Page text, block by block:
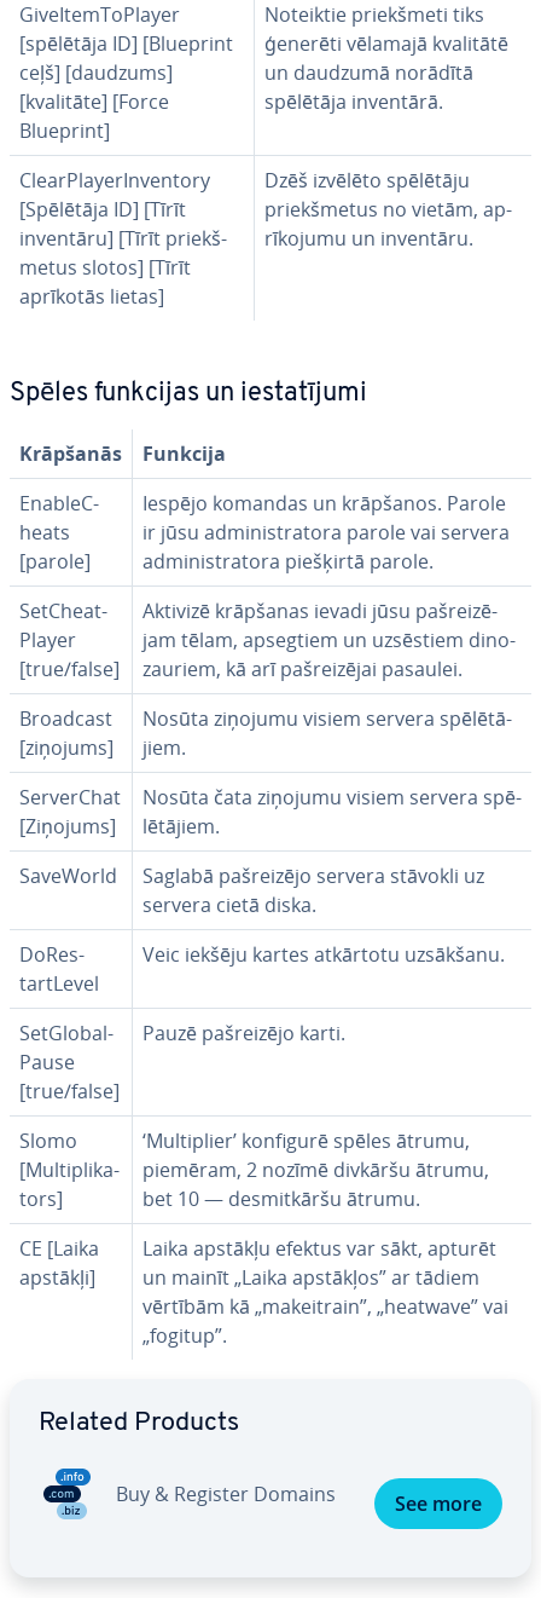
Gi­veI­tem­ToP­layer
[spēlētāja ID] [Blueprint
ceļš] [daudzums]
[kvalitāte] [Force
Blueprint]
Noteiktie priekš­me­ti tiks
ģenerēti vēlamajā kvalitātē
un daudzumā norādītā
spēlētāja inventārā.
ClearPlaye­rIn­ven­tory
[Spēlētāja ID] [Tīrīt
inventāru] [Tīrīt priekš­
me­tus slotos] [Tīrīt
aprīkotās lietas]
Dzēš izvēlēto spēlētāju
priekš­me­tus no vietām, ap­
rī­ko­ju­mu un inventāru.
Spēles funkcijas un ie­sta­tī­ju­mi
Krāpšanās
Funkcija
Enab­leC­
heats
[parole]
Iespējo komandas un krāpšanos. Parole
ir jūsu ad­mi­nis­tra­to­ra parole vai servera
ad­mi­nis­tra­to­ra piešķirtā parole.
SetCheat­
Player
[true/false]
Aktivizē krāpšanas ievadi jūsu pa­šrei­zē­
jam tēlam, apsegtiem un uzsēstiem di­no­
zau­riem, kā arī pa­šrei­zē­jai pasaulei.
Broadcast
[ziņojums]
Nosūta ziņojumu visiem servera spē­lē­tā­
jiem.
Ser­verChat
[Ziņojums]
Nosūta čata ziņojumu visiem servera spē­
lē­tā­jiem.
SaveWorld
Saglabā pa­šrei­zē­jo servera stāvokli uz
servera cietā diska.
Do­Res­
tartLe­vel
Veic iekšēju kartes atkārtotu uzsākšanu.
SetGlo­bal­
Pau­se
[true/false]
Pauzē pa­šrei­zē­jo karti.
Slomo
[Mul­tip­li­ka­
tors]
‘Mul­tip­lier’ konfigurē spēles ātrumu,
piemēram, 2 nozīmē divkāršu ātrumu,
bet 10 — des­mit­kār­šu ātrumu.
CE [Laika
apstākļi]
Laika apstākļu efektus var sākt, apturēt
un mainīt „Laika apstākļos” ar tādiem
vērtībām kā „ma­keit­rain”, „heatwave” vai
„fogitup”.
Related Products
Buy & Register Domains See more